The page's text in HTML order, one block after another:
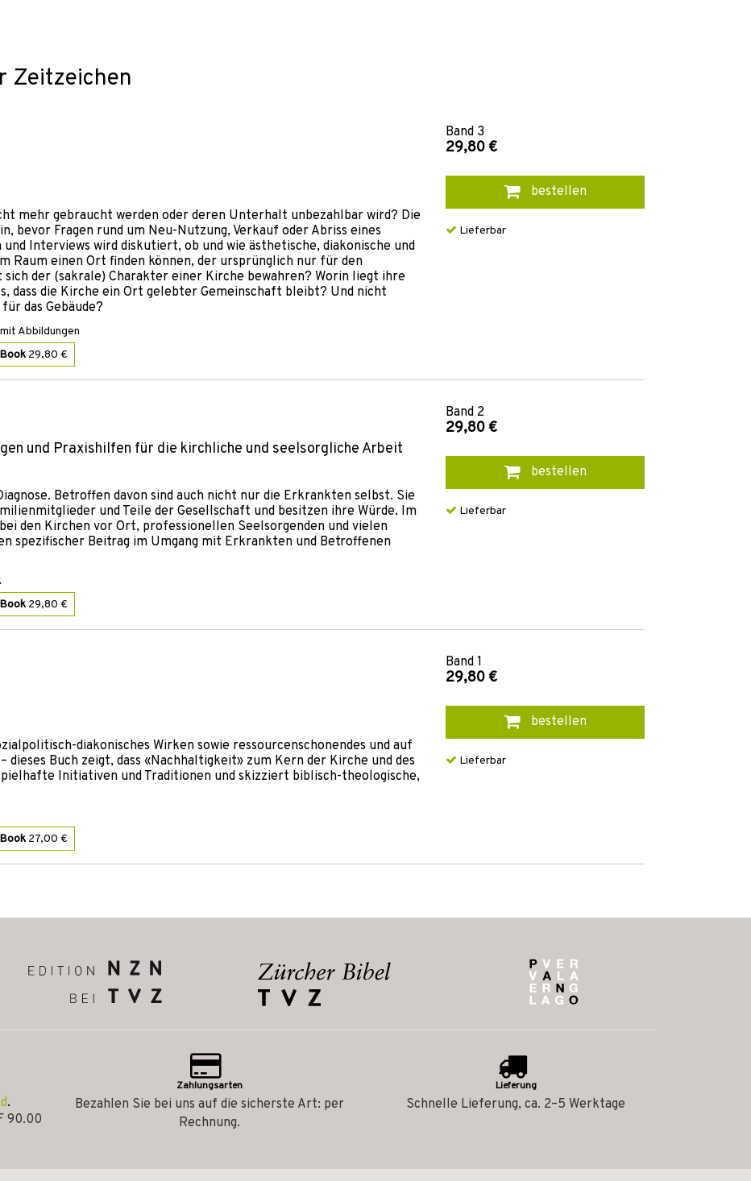
Zeitzeichen
mehr gebraucht werden oder deren Unterhalt unbezahlbar wird? Die
bevor Fragen rund um Neu-Nutzung, Verkauf oder Abriss eines
und Interviews wird diskutiert, ob und wie ästhetische, diakonische und
Raum einen Ort finden können, der ursprünglich nur für den
sich der (sakrale) Charakter einer Kirche bewahren? Worin liegt ihre
dass die Kirche ein Ort gelebter Gemeinschaft bleibt? Und nicht
das Gebäude?
Abbildungen
29,80 €
Band 3
29,80 €
bestellen
Lieferbar
und Praxishilfen für die kirchliche und seelsorgliche Arbeit
Betroffen davon sind auch nicht nur die Erkrankten selbst. Sie
und Teile der Gesellschaft und besitzen ihre Würde. Im
den Kirchen vor Ort, professionellen Seelsorgenden und vielen
spezifischer Beitrag im Umgang mit Erkrankten und Betroffenen
29,80 €
Band 2
29,80 €
bestellen
Lieferbar
diakonisches Wirken sowie ressourcenschonendes und auf
Buch zeigt, dass «Nachhaltigkeit» zum Kern der Kirche und des
Initiativen und Traditionen und skizziert biblisch-theologische,
27,00 €
Band 1
29,80 €
bestellen
Lieferbar
.
90.00
Zahlungsarten
Bezahlen Sie bei uns auf die sicherste Art: per
Rechnung.
Lieferung
Schnelle Lieferung, ca. 2–5 Werktage